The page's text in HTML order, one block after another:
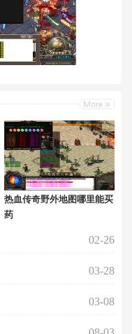
热血传奇野外地图哪里能买
药
02-26
03-28
03-08